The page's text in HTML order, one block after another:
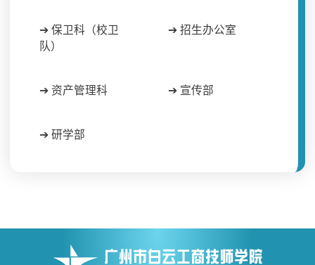
➔ 保卫科（校卫
队）
➔ 招生办公室
➔ 资产管理科 ➔ 宣传部
➔ 研学部